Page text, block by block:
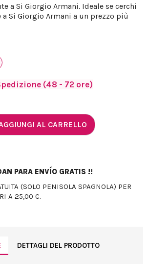
a Si Giorgio Armani. Ideale se cerchi
Si Giorgio Armani a un prezzo più
(48 - 72 ore)
AL CARRELLO
PARA ENVÍO GRATIS !!
(SOLO PENISOLA SPAGNOLA) PER
A 25,00 €.
DETTAGLI DEL PRODOTTO